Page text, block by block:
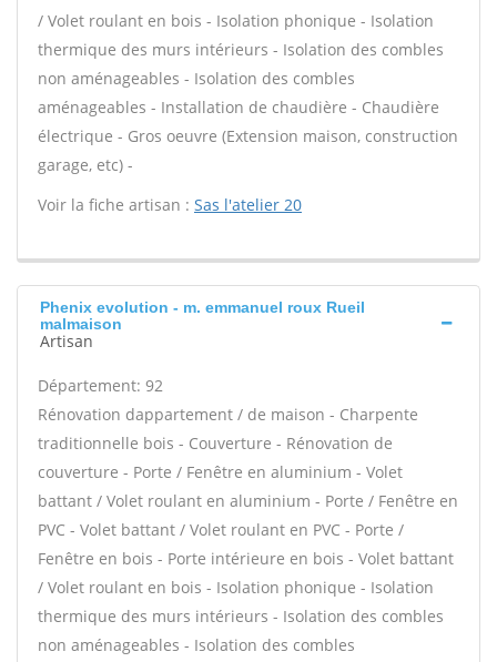
/ Volet roulant en bois - Isolation phonique - Isolation
thermique des murs intérieurs - Isolation des combles
non aménageables - Isolation des combles
aménageables - Installation de chaudière - Chaudière
électrique - Gros oeuvre (Extension maison, construction
garage, etc) -
Voir la fiche artisan : Sas l'atelier 20
Phenix evolution - m. emmanuel roux Rueil
malmaison
Artisan
Département: 92
Rénovation dappartement / de maison - Charpente
traditionnelle bois - Couverture - Rénovation de
couverture - Porte / Fenêtre en aluminium - Volet
battant / Volet roulant en aluminium - Porte / Fenêtre en
PVC - Volet battant / Volet roulant en PVC - Porte /
Fenêtre en bois - Porte intérieure en bois - Volet battant
/ Volet roulant en bois - Isolation phonique - Isolation
thermique des murs intérieurs - Isolation des combles
non aménageables - Isolation des combles